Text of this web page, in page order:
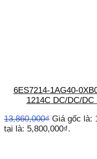
6ES7214-1AG40-
1214C DC/DC/
13,860,000₫ Giá gốc là:
tại là: 5,800,000₫.